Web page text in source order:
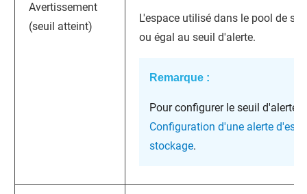
Avertissement
(seuil atteint)
L'espace utilisé dans le pool de
ou égal au seuil d'alerte.
Remarque :
Pour configurer le seuil d'alerte,
Configuration d'une alerte
stockage.